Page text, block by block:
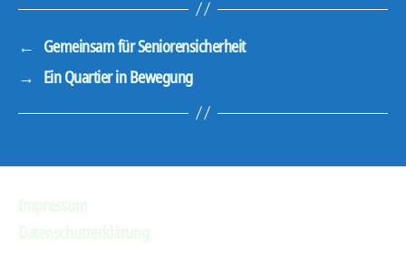
← Gemeinsam für Seniorensicherheit
→ Ein Quartier in Bewegung